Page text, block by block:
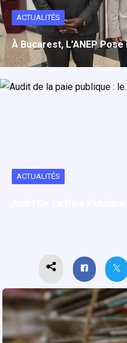
ACTUALITÉS
À Bucarest, L’ANEP
ACTUALITÉS